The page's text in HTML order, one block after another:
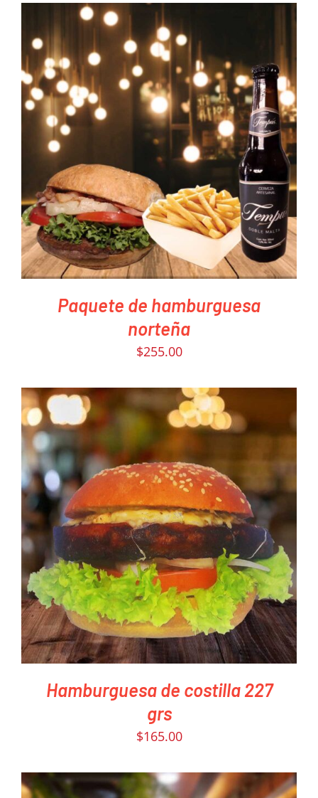
PEDIR AHORA
/
DETAILS
Paquete de hamburguesa
norteña
$255.00
PEDIR AHORA
/
DETAILS
Hamburguesa de costilla 227
grs
$165.00